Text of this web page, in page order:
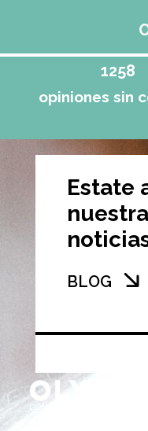
opiniones sin
1258
Estate
BLOG